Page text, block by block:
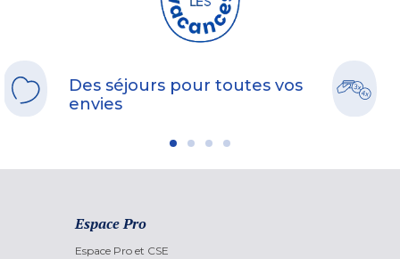
Des séjours pour toutes vos
envies
Espace Pro
Espace Pro et CSE